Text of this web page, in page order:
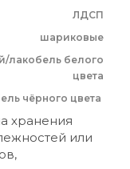
ЛДСП
шариковые
лакобель белого
цвета
чёрного цвета
хранения
или